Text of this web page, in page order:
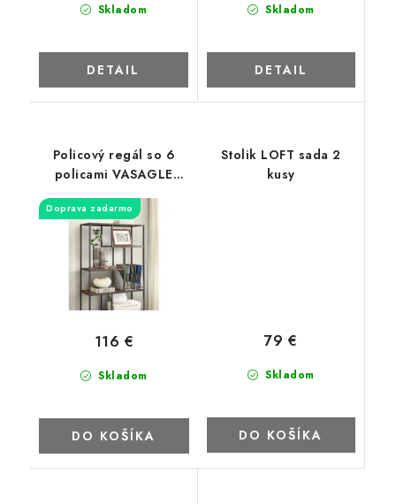
Skladom
DETAIL
Skladom
DETAIL
Policový regál so 6
policami VASAGLE
Doprava zadarmo
Skladom
116 €
DO KOŠÍKA
Stolik LOFT sada 2
kusy
Skladom
79 €
DO KOŠÍKA